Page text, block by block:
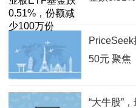
50元 聚焦
“大牛股”